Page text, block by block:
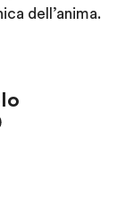
dell’anima.